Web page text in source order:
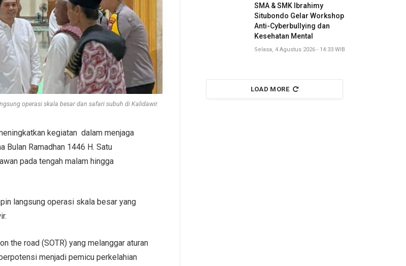
operasi skala besar dan safari subuh di Kalidawir.
kegiatan dalam menjaga
Bulan Ramadhan 1446 H. Satu
pada tengah malam hingga
langsung operasi skala besar yang
the road (SOTR) yang melanggar aturan
menjadi pemicu perkelahian
SMA & SMK Ibrahimy
Situbondo Gelar Workshop
Anti-Cyberbullying dan
Kesehatan Mental
Selasa, 4 Agustus 2026 - 14:33 WIB
LOAD MORE